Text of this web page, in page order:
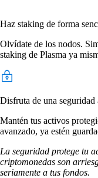
Haz staking de forma
Olvídate de los nodos.
staking de Plasma ya
Disfruta de una seguridad
Mantén tus activos
avanzado, ya estén
La seguridad protege tu
criptomonedas son
seriamente a tus fondos.